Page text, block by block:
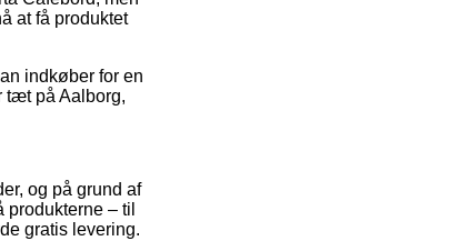
at få produktet
indkøber for en
tæt på Aalborg,
og på grund af
– til
gratis levering.